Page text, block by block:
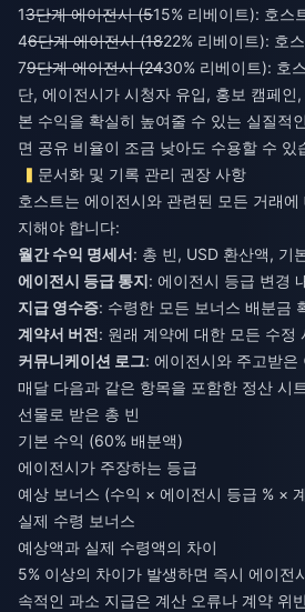
13단계 에이전시 (515% 리베이트): 호스
46단계 에이전시 (1822% 리베이트): 호
79단계 에이전시 (2430% 리베이트): 호
단, 에이전시가 시청자 유입, 홍보 캠페인
본 수익을 확실히 높여줄 수 있는 실질적
면 공유 비율이 조금 낮아도 수용할 수 있
문서화 및 기록 관리 권장 사항
호스트는 에이전시와 관련된 모든 거래
지해야 합니다:
월간 수익 명세서: 총 빈, USD 환산액, 기
에이전시 등급 통지: 에이전시 등급 변경
지급 영수증: 수령한 모든 보너스 배분금
계약서 버전: 원래 계약에 대한 모든 수정
커뮤니케이션 로그: 에이전시와 주고받은
매달 다음과 같은 항목을 포함한 정산 시
선물로 받은 총 빈
기본 수익 (60% 배분액)
에이전시가 주장하는 등급
예상 보너스 (수익 × 에이전시 등급 % ×
실제 수령 보너스
예상액과 실제 수령액의 차이
5% 이상의 차이가 발생하면 즉시 에이전
속적인 과소 지급은 계산 오류나 계약 위